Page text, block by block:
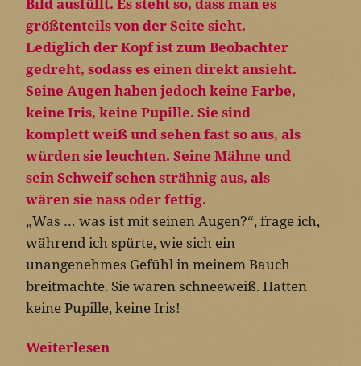
„Was … was ist mit seinen Augen?“, frage ich,
während ich spürte, wie sich ein
unangenehmes Gefühl in meinem Bauch
breitmachte. Sie waren schneeweiß. Hatten
keine Pupille, keine Iris!
Weiterlesen